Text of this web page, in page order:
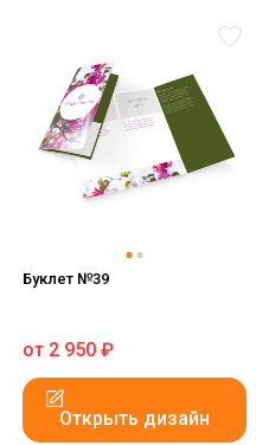
Буклет №39
от 2 950 ₽
Открыть дизайн